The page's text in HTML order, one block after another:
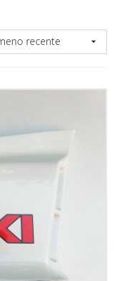
recente 